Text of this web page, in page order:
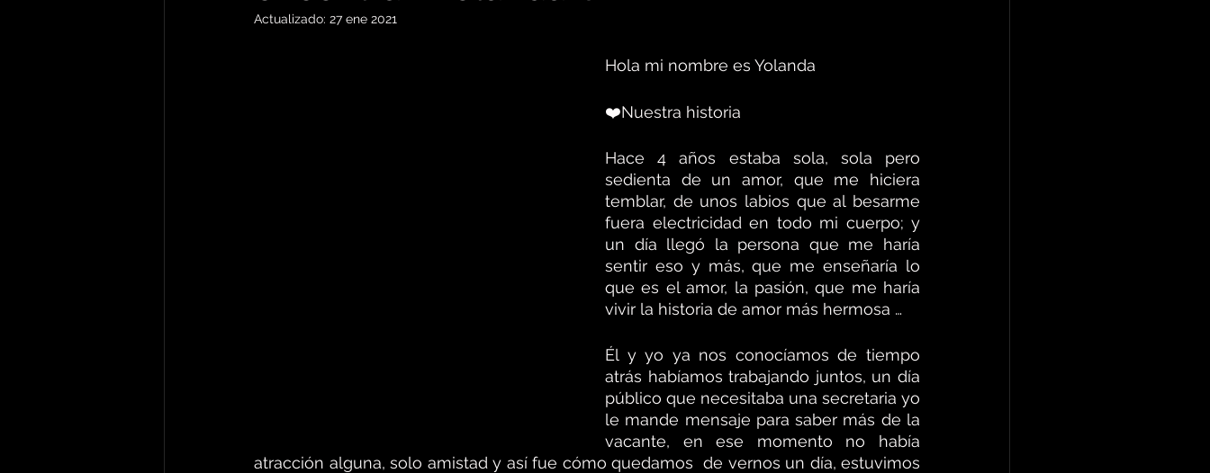
Actualizado: 27 ene 2021
Hola mi nombre es Yolanda
❤️Nuestra historia
Hace 4 años estaba sola, sola pero
sedienta de un amor, que me hiciera
temblar, de unos labios que al besarme
fuera electricidad en todo mi cuerpo; y
un día llegó la persona que me haría
sentir eso y más, que me enseñaría lo
que es el amor, la pasión, que me haría
vivir la historia de amor más hermosa …
Él y yo ya nos conocíamos de tiempo
atrás habíamos trabajando juntos, un día
público que necesitaba una secretaria yo
le mande mensaje para saber más de la
vacante, en ese momento no había
atracción alguna, solo amistad y así fue cómo quedamos  de vernos un día, estuvimos